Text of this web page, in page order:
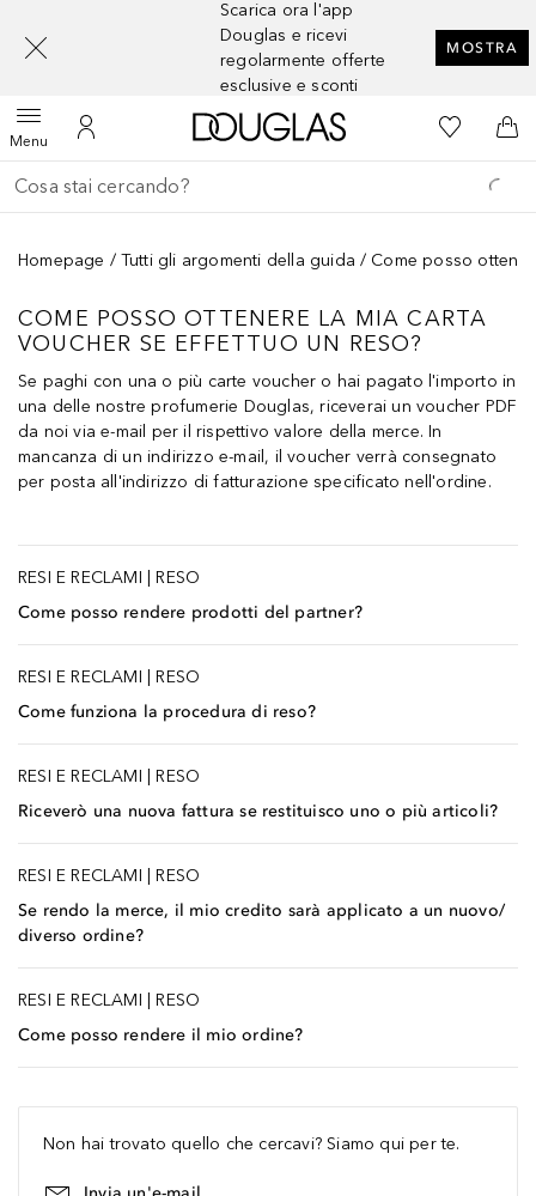
Scarica ora l'app
Douglas e ricevi
regolarmente offerte
esclusive e sconti
MOSTRA
MenuApri menuAl Mio Account
A Douglas HomeAlla Mia
Al
Torna indietro
Esegui ricerca
Homepage Tutti gli argomenti della guida Come posso
COME POSSO OTTENERE LA MIA CARTA
VOUCHER SE EFFETTUO UN RESO?
Se paghi con una o più carte voucher o hai pagato l'importo in
una delle nostre profumerie Douglas, riceverai un voucher PDF
da noi via e-mail per il rispettivo valore della merce. In
mancanza di un indirizzo e-mail, il voucher verrà consegnato
per posta all'indirizzo di fatturazione specificato nell'ordine.
RESI E RECLAMI |RESO
Come posso rendere prodotti del partner?
RESI E RECLAMI |RESO
Come funziona la procedura di reso?
RESI E RECLAMI |RESO
Riceverò una nuova fattura se restituisco uno o più articoli?
RESI E RECLAMI |RESO
Se rendo la merce, il mio credito sarà applicato a un nuovo/
diverso ordine?
RESI E RECLAMI |RESO
Come posso rendere il mio ordine?
Non hai trovato quello che cercavi? Siamo qui per te.
[navigation.slideout.screenreader]